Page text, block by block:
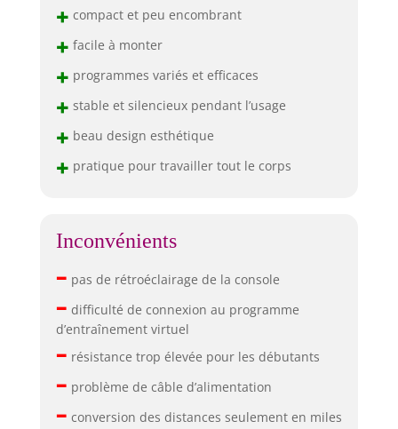
+ compact et peu encombrant
+ facile à monter
+ programmes variés et efficaces
+ stable et silencieux pendant l’usage
+ beau design esthétique
+ pratique pour travailler tout le corps
Inconvénients
– pas de rétroéclairage de la console
– difficulté de connexion au programme
d’entraînement virtuel
– résistance trop élevée pour les débutants
– problème de câble d’alimentation
– conversion des distances seulement en miles